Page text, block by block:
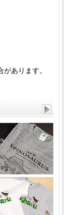
あります。